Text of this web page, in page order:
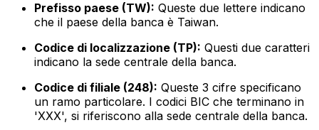
Prefisso paese (TW): Queste due lettere indicano
che il paese della banca è Taiwan.
Codice di localizzazione (TP): Questi due caratteri
indicano la sede centrale della banca.
Codice di filiale (248): Queste 3 cifre specificano
un ramo particolare. I codici BIC che terminano in
'XXX', si riferiscono alla sede centrale della banca.